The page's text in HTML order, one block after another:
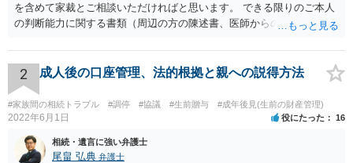
を含めて家裁とご相談いただければと思います。 できる限りのご本人
の判断能力に関する書類（周辺の方の陳述書、医師からの聴取書等）
をしていただければそこから先は進むのではないかと存じます。 ま
た、Aさんの意向を酌みすぎるあまりに後見申立ができない状況にして
いる施設の問題もありますので、当該地域の地域包括支援センターに
ご相談されるのもひとつの方法です。
2 成人後の口座管理、法的根拠と親への説得方法
#家族間の相続トラブル #調停 #協議 #生前贈与 #成年後見(生前の財産管理)
2022年6月1日 役にたった 16
相続・遺言に強い弁護士
尾畠 弘典 弁護士